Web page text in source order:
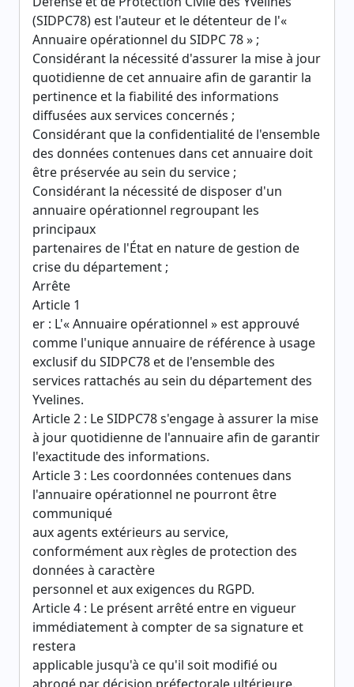
(SIDPC78) est l'auteur et le détenteur de l'«
Annuaire opérationnel du SIDPC 78 » ;
Considérant la nécessité d'assurer la mise à jour
quotidienne de cet annuaire afin de garantir la
pertinence et la fiabilité des informations
diffusées aux services concernés ;
Considérant que la confidentialité de l'ensemble
des données contenues dans cet annuaire doit
être préservée au sein du service ;
Considérant la nécessité de disposer d'un
annuaire opérationnel regroupant les
principaux
partenaires de l'État en nature de gestion de
crise du département ;
Arrête
Article 1
er : L'« Annuaire opérationnel » est approuvé
comme l'unique annuaire de référence à usage
exclusif du SIDPC78 et de l'ensemble des
services rattachés au sein du département des
Yvelines.
Article 2 : Le SIDPC78 s'engage à assurer la mise
à jour quotidienne de l'annuaire afin de garantir
l'exactitude des informations.
Article 3 : Les coordonnées contenues dans
l'annuaire opérationnel ne pourront être
communiqué
aux agents extérieurs au service,
conformément aux règles de protection des
données à caractère
personnel et aux exigences du RGPD.
Article 4 : Le présent arrêté entre en vigueur
immédiatement à compter de sa signature et
restera
applicable jusqu'à ce qu'il soit modifié ou